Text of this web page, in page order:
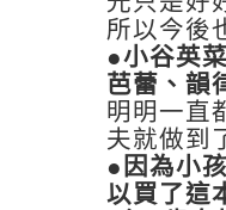
所以今後
●小谷英
芭蕾、韻
明明一直
夫就做到
●因為小
以買了這